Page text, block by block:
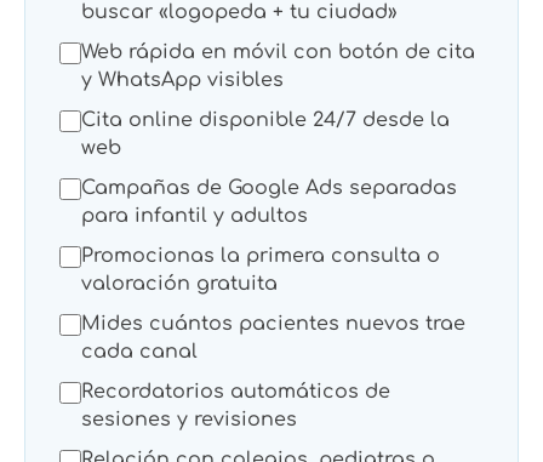
buscar «logopeda + tu ciudad»
Web rápida en móvil con botón de cita
y WhatsApp visibles
Cita online disponible 24/7 desde la
web
Campañas de Google Ads separadas
para infantil y adultos
Promocionas la primera consulta o
valoración gratuita
Mides cuántos pacientes nuevos trae
cada canal
Recordatorios automáticos de
sesiones y revisiones